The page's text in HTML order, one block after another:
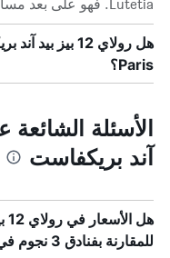
Lutetia. فهو على بعد مسافة 2.4 كم.
Paris؟
آند بريكفاست
للمقارنة بفنادق 3 نجوم في باريس؟